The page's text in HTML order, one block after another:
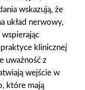
wskazują, że
układ nerwowy,
klinicznej
uważność z
wejście w
które mają